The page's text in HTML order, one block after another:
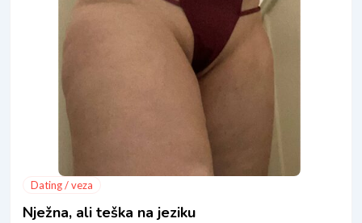
Dating / veza
Nježna, ali teška na jeziku